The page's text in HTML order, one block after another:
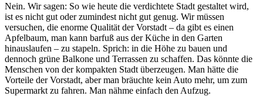
Nein. Wir sagen: So wie heute die verdichtete Stadt gestaltet wird,
ist es nicht gut oder zumindest nicht gut genug. Wir müssen
versuchen, die enorme Qualität der Vorstadt – da gibt es einen
Apfelbaum, man kann barfuß aus der Küche in den Garten
hinauslaufen – zu stapeln. Sprich: in die Höhe zu bauen und
dennoch grüne Balkone und Terrassen zu schaffen. Das könnte die
Menschen von der kompakten Stadt überzeugen. Man hätte die
Vorteile der Vorstadt, aber man bräuchte kein Auto mehr, um zum
Supermarkt zu fahren. Man nähme einfach den Aufzug.